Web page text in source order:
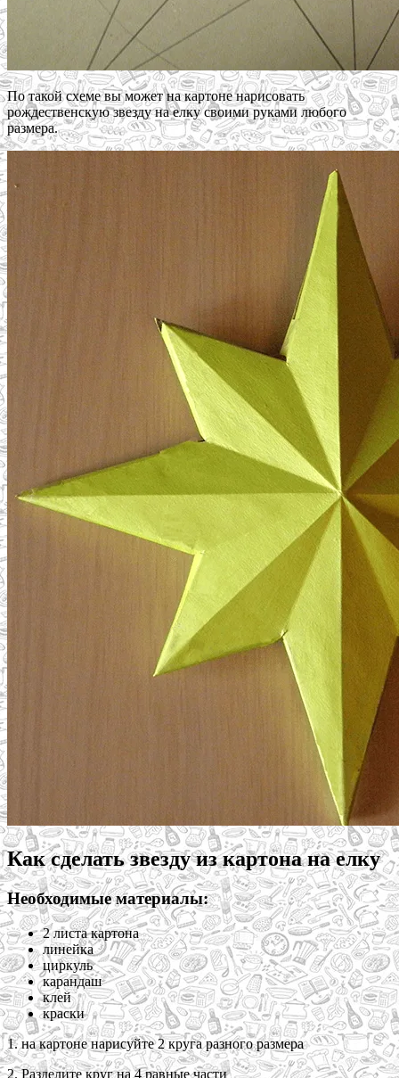
По такой схеме вы может на картоне нарисовать
рождественскую звезду на елку своими руками любого
размера.
Как сделать звезду из картона на елку
Необходимые материалы:
2 листа картона
линейка
циркуль
карандаш
клей
краски
1. на картоне нарисуйте 2 круга разного размера
2. Разделите круг на 4 равные части